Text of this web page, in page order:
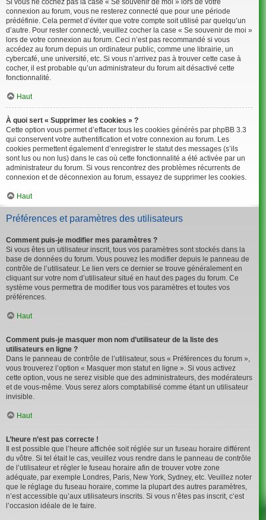
Si vous ne cochez pas la case « Se souvenir de moi » lors de votre
connexion au forum, vous ne resterez connecté que pour une période
prédéfinie. Cela permet d’éviter que votre compte soit utilisé par quelqu’un
d’autre. Pour rester connecté, veuillez cocher la case « Se souvenir de moi »
lors de votre connexion au forum. Ceci n’est pas recommandé si vous
accédez au forum depuis un ordinateur public, comme une librairie, un
cybercafé, une université, etc. Si vous n’arrivez pas à trouver cette case à
cocher, il est probable qu’un administrateur du forum ait désactivé cette
fonctionnalité.
Haut
À quoi sert « Supprimer les cookies » ?
Cette option vous permet d’effacer tous les cookies générés par phpBB 3.3
qui conservent votre authentification et votre connexion au forum. Les
cookies permettent également d’enregistrer le statut des messages (s’ils
sont lus ou non lus) dans le cas où cette fonctionnalité a été activée par un
administrateur du forum. Si vous rencontrez des problèmes récurrents de
connexion et de déconnexion au forum, essayez de supprimer les cookies.
Haut
Préférences et paramètres des utilisateurs
Comment puis-je modifier mes paramètres ?
Si vous êtes un utilisateur inscrit, tous vos paramètres sont stockés dans la
base de données du forum. Vous pouvez les modifier depuis le panneau de
contrôle de l’utilisateur. Le lien vers ce dernier se trouve généralement en
cliquant sur votre nom d’utilisateur situé en haut des pages du forum. Ce
système vous permettra de modifier tous vos paramètres et toutes vos
préférences.
Haut
Comment puis-je masquer mon nom d’utilisateur de la liste des
utilisateurs en ligne ?
Dans le panneau de contrôle de l’utilisateur, sous « Préférences du forum »,
vous trouverez l’option « Masquer mon statut en ligne ». Si vous activez
cette option, vous ne serez visible que des administrateurs, des modérateurs
et de vous-même. Vous serez alors comptabilisé comme étant un utilisateur
invisible.
Haut
L’heure n’est pas correcte !
Il est possible que l’heure affichée soit réglée sur un fuseau horaire différent
du vôtre. Si tel était le cas, veuillez vous rendre dans le panneau de contrôle
de l’utilisateur et régler le fuseau horaire afin de trouver votre zone
adéquate, par exemple Londres, Paris, New York, Sydney, etc. Veuillez noter
que le réglage du fuseau horaire, comme la plupart des autres paramètres,
n’est accessible qu’aux utilisateurs inscrits. Si vous n’êtes pas inscrit, c’est
l’occasion idéale de le faire.